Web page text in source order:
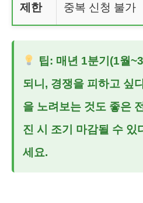
제한
중복 신청 불가
팁: 매년 1분기(1월
되니, 경쟁을 피하고 싶
을 노려보는 것도 좋은
진 시 조기 마감될 수 있
세요.